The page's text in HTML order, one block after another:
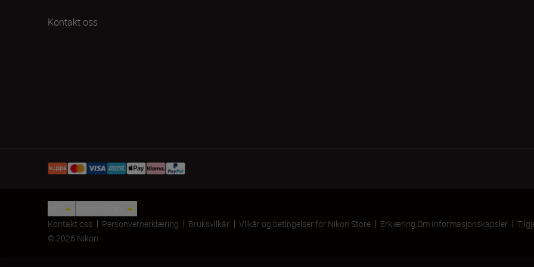
Kontakt oss
Kontakt oss Personvernerklæring Bruksvilkår Vilkår og betingelser for Nikon Store Erklæring Om Informasjonskapsler
© 2026 Nikon